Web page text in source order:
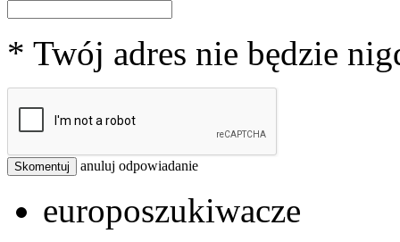
* Twój adres nie będzie
Skomentuj anuluj odpowiadanie
europoszukiwacze